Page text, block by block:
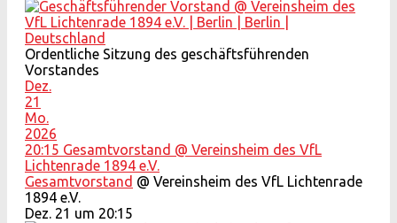
Ordentliche Sitzung des geschäftsführenden
Vorstandes
Dez.
21
Mo.
2026
20:15 Gesamtvorstand @ Vereinsheim des VfL
Lichtenrade 1894 e.V.
Gesamtvorstand @ Vereinsheim des VfL Lichtenrade
1894 e.V.
Dez. 21 um 20:15